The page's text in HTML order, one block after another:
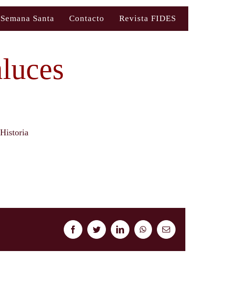
Santa Contacto Revista FIDES
FacebookTwitterLinkedInWhatsAppCorreo
electrónico